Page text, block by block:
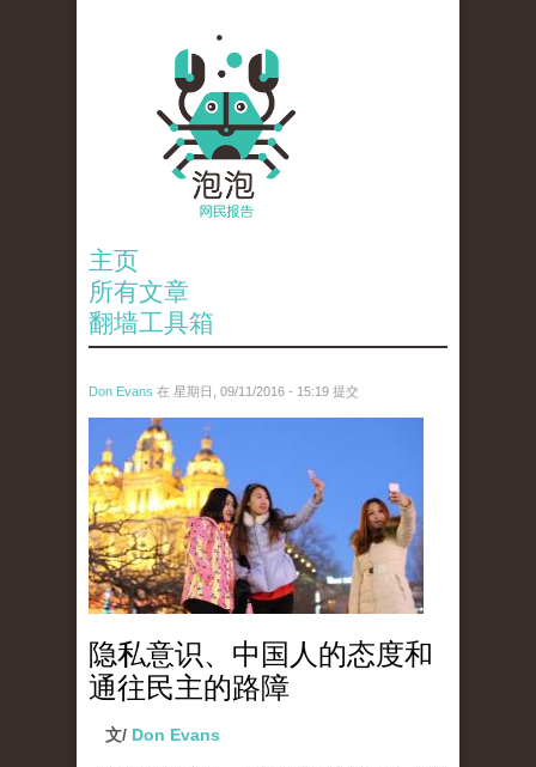
主页
所有文章
翻墙工具箱
Don Evans 在 星期日, 09/11/2016 - 15:19 提交
8332232541807740876_0.jpg
隐私意识、中国人的态度和
通往民主的路障
文/ Don Evans